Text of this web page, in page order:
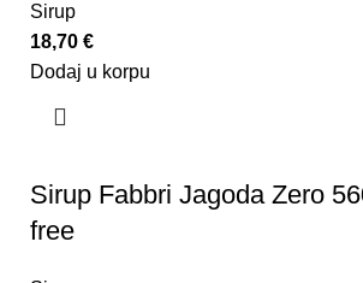
Sirup
18,70 €
Dodaj u korpu
Sirup Fabbri Jagoda Zero
free